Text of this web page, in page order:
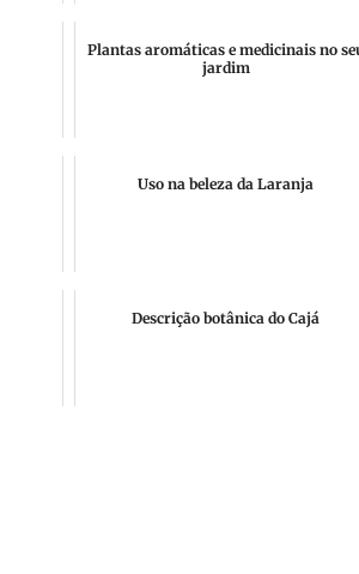
Plantas aromáticas e medicinais no
jardim
Uso na beleza da Laranja
Descrição botânica do Cajá